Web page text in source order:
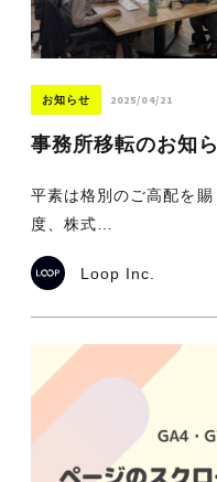
お知らせ 2025/04/21
事務所移転のお知
平素は格別のご高配を
度、株式…
Loop Inc.